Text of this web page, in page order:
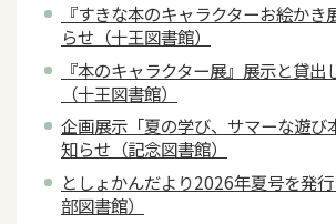
『すきな本のキャラクターお絵かき
らせ（十王図書館）
『本のキャラクター展』展示と貸出
（十王図書館）
企画展示「夏の学び、サマーな遊び
知らせ（記念図書館）
としょかんだより2026年夏号を発
部図書館）